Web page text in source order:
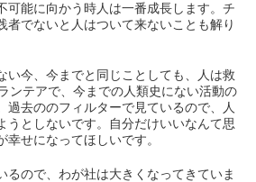
可能に向かう時人は一番成長します。チ
者でないと人はついて来ないことも解り
い今、今までと同じことしても、人は救
ンテアで、今までの人類史にない活動の
過去ののフィルターで見ているので、人
うとしないです。自分だけいいなんて思
幸せになってほしいです。
るので、わが社は大きくなってきていま